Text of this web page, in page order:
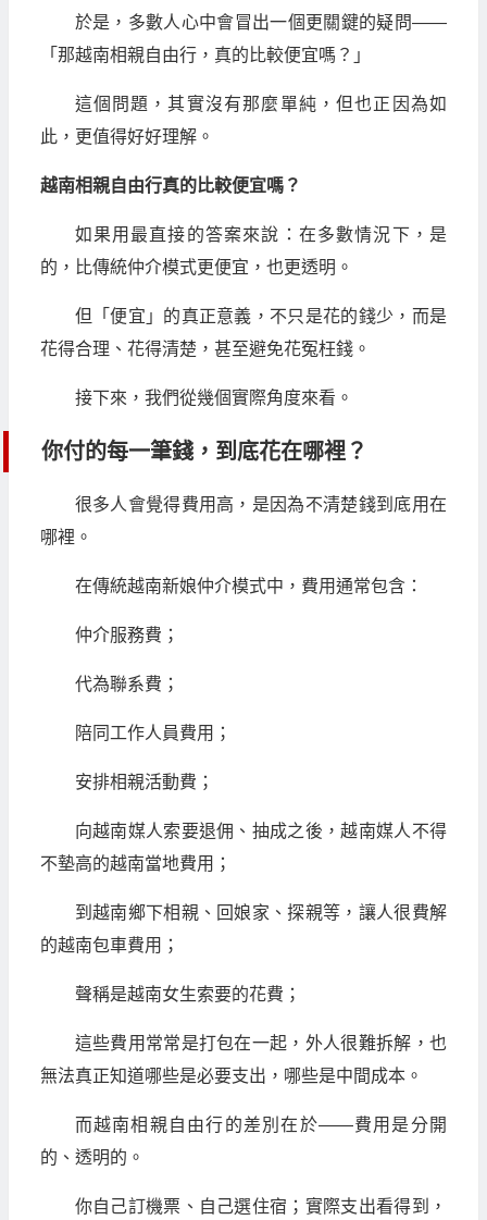
於是，多數人心中會冒出一個更關鍵的疑問——
「那越南相親自由行，真的比較便宜嗎？」
這個問題，其實沒有那麼單純，但也正因為如
此，更值得好好理解。
越南相親自由行真的比較便宜嗎？
如果用最直接的答案來說：在多數情況下，是
的，比傳統仲介模式更便宜，也更透明。
但「便宜」的真正意義，不只是花的錢少，而是
花得合理、花得清楚，甚至避免花冤枉錢。
接下來，我們從幾個實際角度來看。
你付的每一筆錢，到底花在哪裡？
很多人會覺得費用高，是因為不清楚錢到底用在
哪裡。
在傳統越南新娘仲介模式中，費用通常包含：
仲介服務費；
代為聯系費；
陪同工作人員費用；
安排相親活動費；
向越南媒人索要退佣、抽成之後，越南媒人不得
不墊高的越南當地費用；
到越南鄉下相親、回娘家、探親等，讓人很費解
的越南包車費用；
聲稱是越南女生索要的花費；
這些費用常常是打包在一起，外人很難拆解，也
無法真正知道哪些是必要支出，哪些是中間成本。
而越南相親自由行的差別在於——費用是分開
的、透明的。
你自己訂機票、自己選住宿；實際支出看得到，